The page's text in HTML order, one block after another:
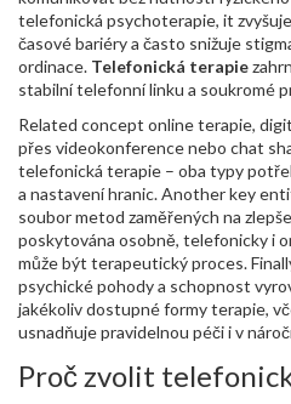
telefonická psychoterapie, it
časové bariéry a často snižuje
ordinace. Telefonická terapie
stabilní telefonní linku a soukromé
Related concept online terapie,
přes videokonference nebo chat
telefonická terapie – oba typy
a nastavení hranic. Another key
soubor metod zaměřených na
poskytována osobně, telefonicky i
může být terapeutický proces.
psychické pohody a schopnost
jakékoliv dostupné formy terapie,
usnadňuje pravidelnou péči i v
Proč zvolit